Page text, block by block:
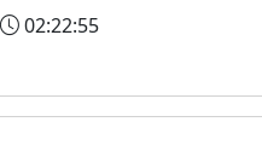
02:22:55